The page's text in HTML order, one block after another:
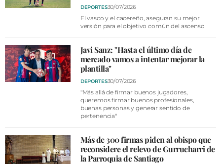
OPINIÓN
VÍDEOS
CONTACTAR
FIESTAS EN EL ALTO ARAGÓN
FIESTAS DE SAN LORENZO
CARTELERA
FARMACIAS
DEPORTES30/07/2026
El vasco y el cacereño, aseguran su mejor
versión para el objetivo común del ascenso
Javi Sanz: "Hasta el último día de
mercado vamos a intentar mejorar la
plantilla"
DEPORTES30/07/2026
"Más allá de firmar buenos jugadores,
queremos firmar buenos profesionales,
buenas personas y generar sentido de
pertenencia"
Más de 300 firmas piden al obispo que
reconsidere el relevo de Gurrucharri de
la Parroquia de Santiago